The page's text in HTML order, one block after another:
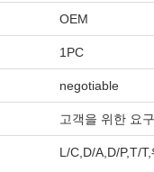
OEM
1PC
negotiable
고객을 위한 요
L/C,D/A,D/P,T/